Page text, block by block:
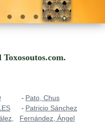
- Pato, Chus
- Patricio Sánchez
Fernández, Ángel